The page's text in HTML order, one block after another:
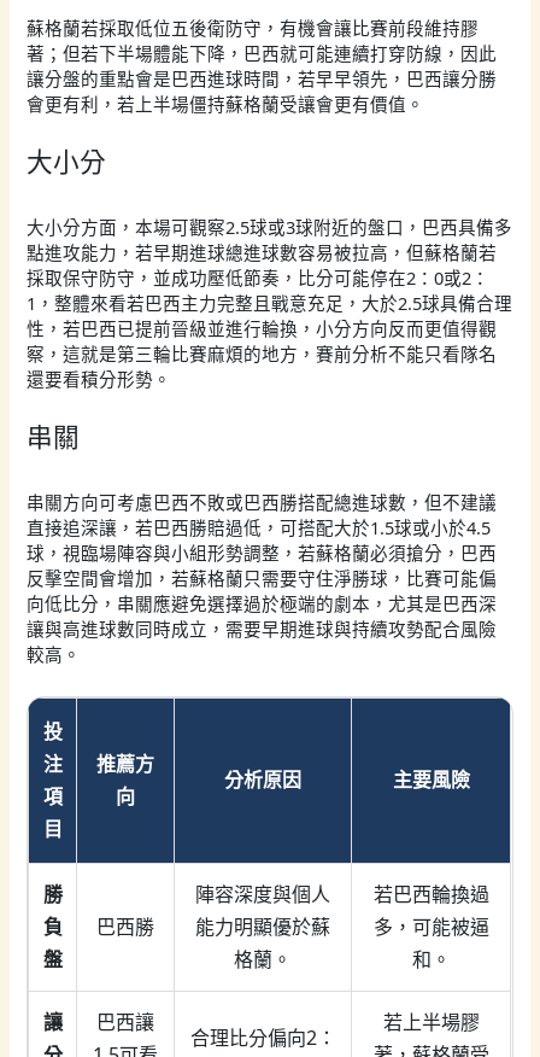
蘇格蘭若採取低位五後衛防守，有機會讓比賽前段維持膠
著；但若下半場體能下降，巴西就可能連續打穿防線，因此
讓分盤的重點會是巴西進球時間，若早早領先，巴西讓分勝
會更有利，若上半場僵持蘇格蘭受讓會更有價值。
大小分
大小分方面，本場可觀察2.5球或3球附近的盤口，巴西具備多
點進攻能力，若早期進球總進球數容易被拉高，但蘇格蘭若
採取保守防守，並成功壓低節奏，比分可能停在2：0或2：
1，整體來看若巴西主力完整且戰意充足，大於2.5球具備合理
性，若巴西已提前晉級並進行輪換，小分方向反而更值得觀
察，這就是第三輪比賽麻煩的地方，賽前分析不能只看隊名
還要看積分形勢。
串關
串關方向可考慮巴西不敗或巴西勝搭配總進球數，但不建議
直接追深讓，若巴西勝賠過低，可搭配大於1.5球或小於4.5
球，視臨場陣容與小組形勢調整，若蘇格蘭必須搶分，巴西
反擊空間會增加，若蘇格蘭只需要守住淨勝球，比賽可能偏
向低比分，串關應避免選擇過於極端的劇本，尤其是巴西深
讓與高進球數同時成立，需要早期進球與持續攻勢配合風險
較高。
投
注
項
目
推薦方
向
分析原因 主要風險
勝
負
盤
巴西勝
陣容深度與個人
能力明顯優於蘇
格蘭。
若巴西輪換過
多，可能被逼
和。
讓
巴西讓
合理比分偏向2：
若上半場膠